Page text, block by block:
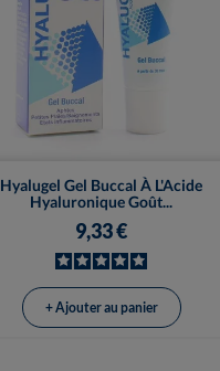
Hyalugel Gel Buccal À L'Acide
Hyaluronique Goût...
9,33 €
Vue rapide
+ Ajouter au panier